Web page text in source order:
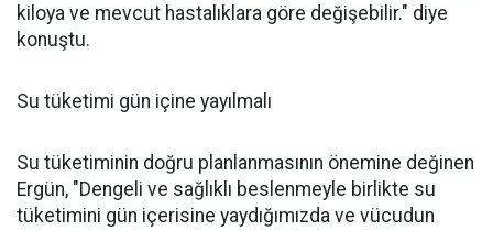
kiloya ve mevcut hastalıklara göre değişebilir." diye
konuştu.
Su tüketimi gün içine yayılmalı
Su tüketiminin doğru planlanmasının önemine değinen
Ergün, "Dengeli ve sağlıklı beslenmeyle birlikte su
tüketimini gün içerisine yaydığımızda ve vücudun